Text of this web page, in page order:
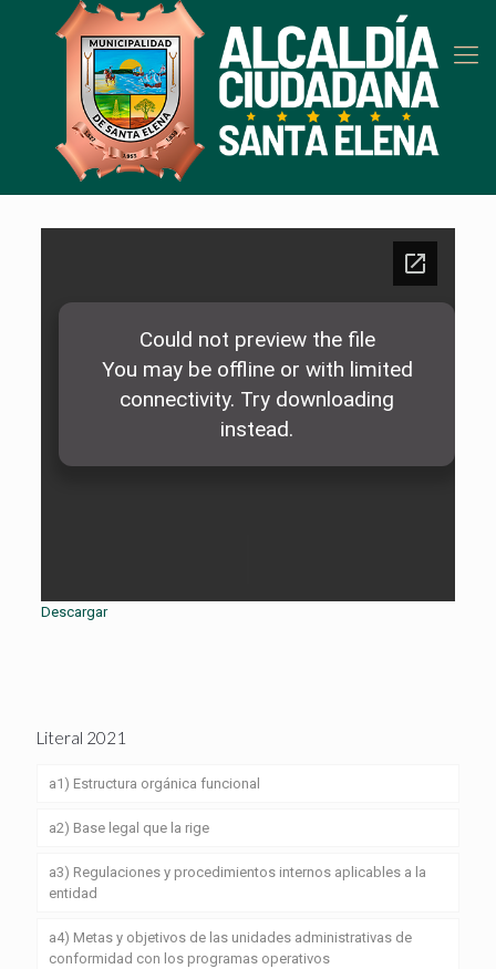
Descargar
Literal 2021
a1) Estructura orgánica funcional
a2) Base legal que la rige
a3) Regulaciones y procedimientos internos aplicables a la
entidad
a4) Metas y objetivos de las unidades administrativas de
conformidad con los programas operativos